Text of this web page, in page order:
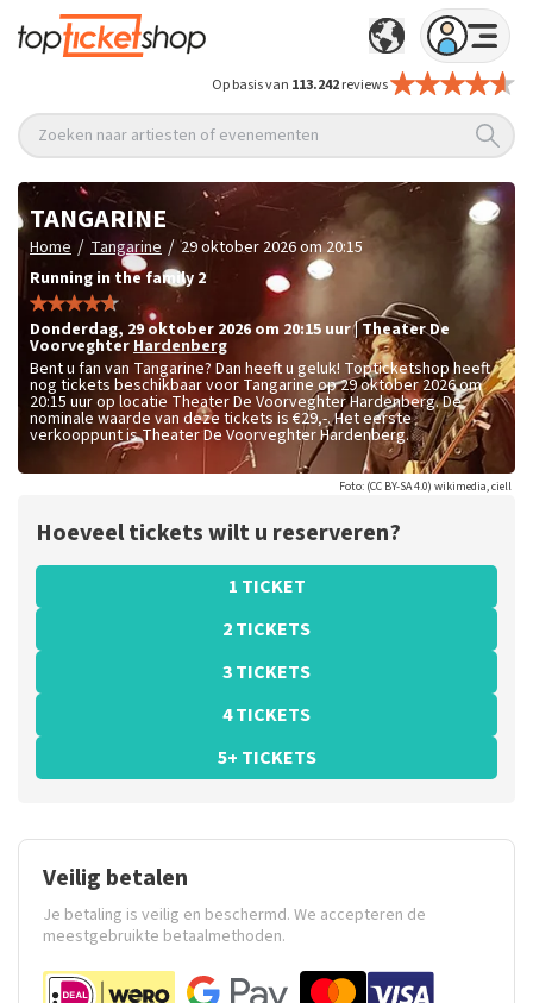
Op basis van 113.242reviews
Zoeken naar artiesten of evenementen
TANGARINE
Home / Tangarine / 29 oktober 2026 om 20:15
Running in the family 2
donderdag, 29 oktober 2026 om 20:15 uur|Theater De
VoorveghterHardenberg
Bent u fan van Tangarine? Dan heeft u geluk! Topticketshop heeft
nog tickets beschikbaar voor Tangarine op 29 oktober 2026 om
20:15 uur op locatie Theater De Voorveghter Hardenberg. De
nominale waarde van deze tickets is €29,-. Het eerste
verkooppunt is Theater De Voorveghter Hardenberg.
Foto: (CC BY-SA 4.0) wikimedia, ciell
Hoeveel tickets wilt u reserveren?
1 TICKET
2 TICKETS
3 TICKETS
4 TICKETS
5+ TICKETS
Veilig betalen
Je betaling is veilig en beschermd. We accepteren de
meestgebruikte betaalmethoden.